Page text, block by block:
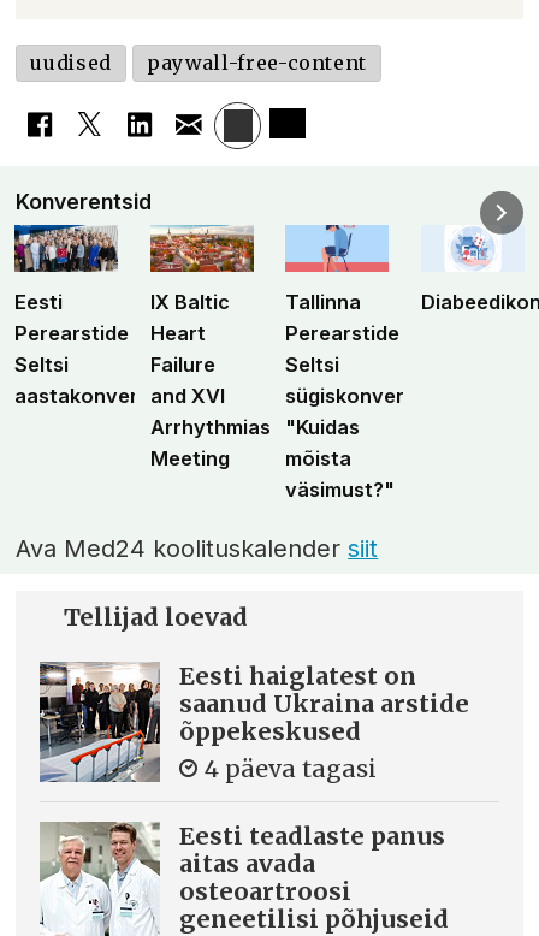
uudised paywall-free-content
Konverentsid
Eesti
Perearstide
Seltsi
aastakonverents
IX Baltic
Heart
Failure
and XVI
Arrhythmias
Meeting
Tallinna
Perearstide
Seltsi
sügiskonverents
"Kuidas
mõista
väsimust?"
Ava Med24 koolituskalendersiit
Tellijad loevad
Eesti haiglatest on
saanud Ukraina arstide
õppekeskused
4 päeva tagasi
Eesti teadlaste panus
aitas avada
osteoartroosi
geneetilisi põhjuseid